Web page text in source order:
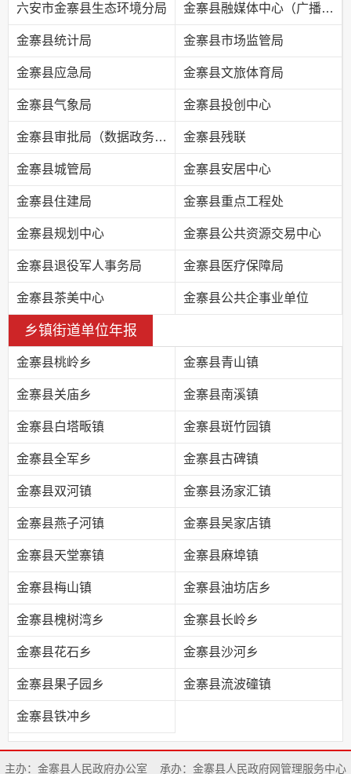
六安市金寨县生态环境分局 金寨县融媒体中心（广播电视台）
金寨县统计局 金寨县市场监管局
金寨县应急局 金寨县文旅体育局
金寨县气象局 金寨县投创中心
金寨县审批局（数据政务局） 金寨县残联
金寨县城管局 金寨县安居中心
金寨县住建局 金寨县重点工程处
金寨县规划中心 金寨县公共资源交易中心
金寨县退役军人事务局 金寨县医疗保障局
金寨县茶美中心 金寨县公共企事业单位
乡镇街道单位年报
金寨县桃岭乡 金寨县青山镇
金寨县关庙乡 金寨县南溪镇
金寨县白塔畈镇 金寨县斑竹园镇
金寨县全军乡 金寨县古碑镇
金寨县双河镇 金寨县汤家汇镇
金寨县燕子河镇 金寨县吴家店镇
金寨县天堂寨镇 金寨县麻埠镇
金寨县梅山镇 金寨县油坊店乡
金寨县槐树湾乡 金寨县长岭乡
金寨县花石乡 金寨县沙河乡
金寨县果子园乡 金寨县流波䃥镇
金寨县铁冲乡
主办：金寨县人民政府办公室 承办：金寨县人民政府网管理服务中心